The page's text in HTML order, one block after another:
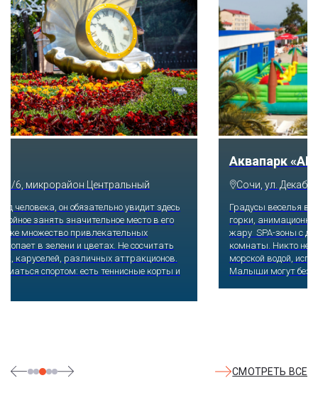
Сочи, ул. Декабристов, 78б
Градусы веселья в любое время года повысят экстремальные
горки, анимационные программы и пенные дискотеки. Добавят
жару SPA-зоны с джакузи и саунами, баня с эффектом соляной
комнаты. Никто не откажется поплавать в бассейнах с теплой
морской водой, испытать эффект гидромассажных водопадов.
Малыши могут безопасно плескаться в детском бассейне.
СМОТРЕТЬ ВСЕ